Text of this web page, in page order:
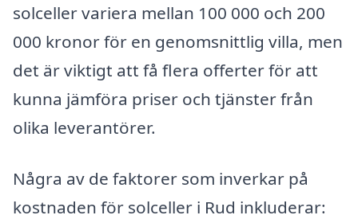
solceller variera mellan 100 000 och 200
000 kronor för en genomsnittlig villa, men
det är viktigt att få flera offerter för att
kunna jämföra priser och tjänster från
olika leverantörer.
Några av de faktorer som inverkar på
kostnaden för solceller i Rud inkluderar: